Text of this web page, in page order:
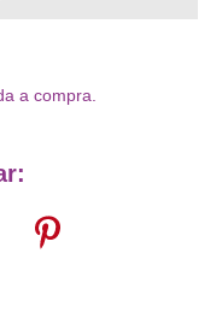
a compra.